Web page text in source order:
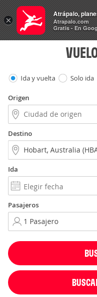
Vuelos
Ida y vuelta Solo ida
Origen
Destino
Ida
Pasajeros
×
Atrápalo,
Atrapalo.com
Gratis - En